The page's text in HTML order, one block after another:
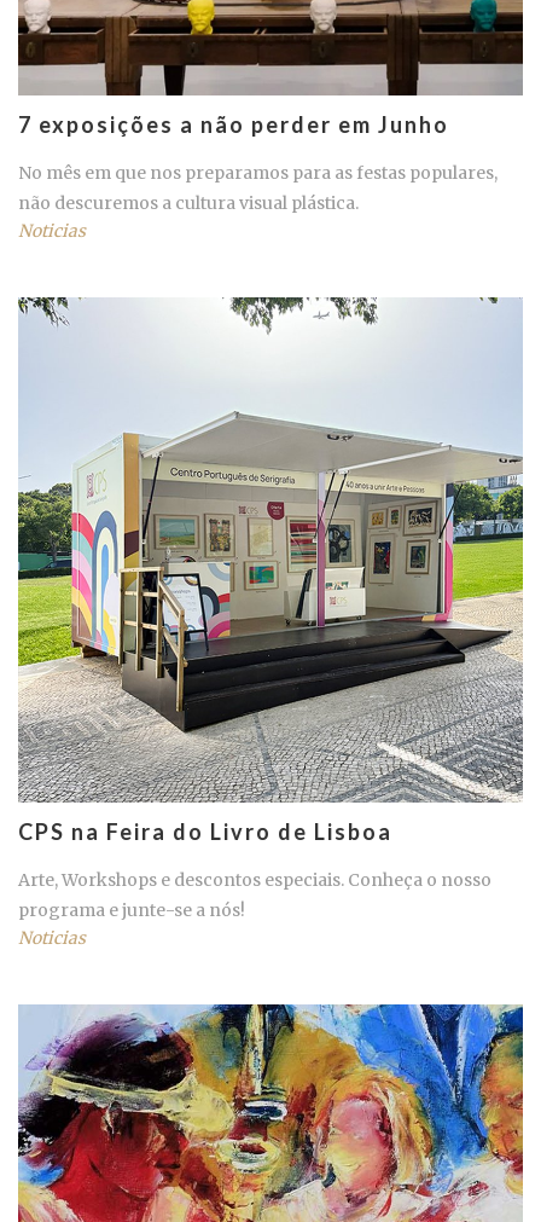
7 exposições a não perder em Junho
No mês em que nos preparamos para as festas populares,
não descuremos a cultura visual plástica.
Noticias
CPS na Feira do Livro de Lisboa
Arte, Workshops e descontos especiais. Conheça o nosso
programa e junte-se a nós!
Noticias